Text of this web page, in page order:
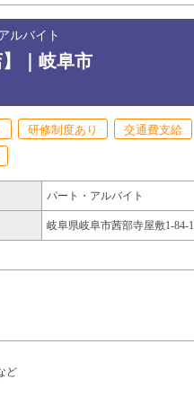
ルバイト
｜岐阜市
研修制度あり 交通費支給
パート・アルバイト
岐阜県岐阜市茜部寺屋敷1-84-1
ど